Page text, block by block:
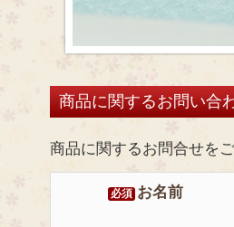
商品に関するお問い合
商品に関するお問合せを
必須 お名前